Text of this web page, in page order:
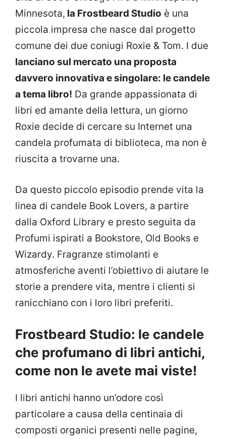
Minnesota, la Frostbeard Studio è una
piccola impresa che nasce dal progetto
comune dei due coniugi Roxie & Tom. I due
lanciano sul mercato una proposta
davvero innovativa e singolare: le candele
a tema libro! Da grande appassionata di
libri ed amante della lettura, un giorno
Roxie decide di cercare su Internet una
candela profumata di biblioteca, ma non è
riuscita a trovarne una.
Da questo piccolo episodio prende vita la
linea di candele Book Lovers, a partire
dalla Oxford Library e presto seguita da
Profumi ispirati a Bookstore, Old Books e
Wizardy. Fragranze stimolanti e
atmosferiche aventi l’obiettivo di aiutare le
storie a prendere vita, mentre i clienti si
ranicchiano con i loro libri preferiti.
Frostbeard Studio: le candele
che profumano di libri antichi,
come non le avete mai viste!
I libri antichi hanno un’odore così
particolare a causa della centinaia di
composti organici presenti nelle pagine,